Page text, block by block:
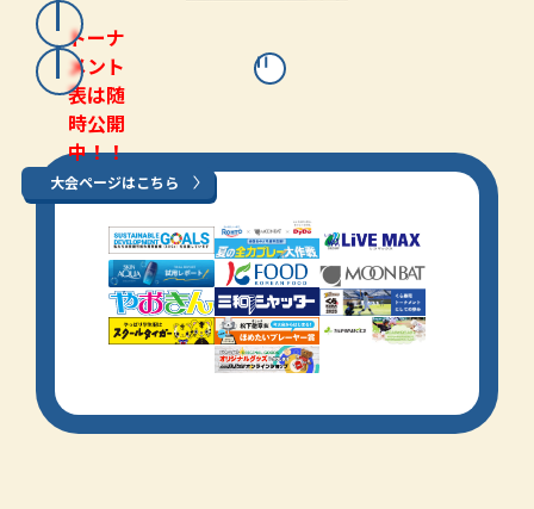
トーナ
メント
表は随
時公開
中！！
大会ページはこちら